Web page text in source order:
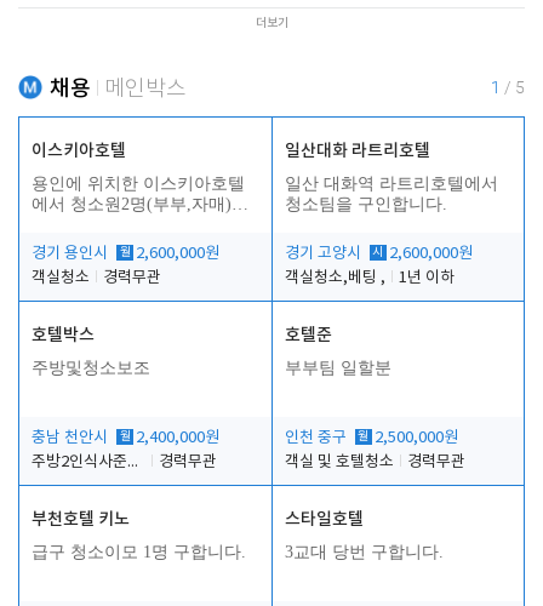
더보기
채용 메인박스 1 / 5
이스키아호텔
용인에 위치한 이스키아호텔
에서 청소원2명(부부,자매)을
경기 용인시
월 2,600,000원
객실청소
경력무관
일산대화 라트리호텔
일산 대화역 라트리호텔에서
청소팀을 구인합니다.
경기 고양시 시
2,600,000원
객실청소,베팅 ,
1년 이하
호텔박스
주방및청소보조
충남 천안시 월 2,400,000원
주방2인식사준비및청소린렌보조
경력무관
호텔준
부부팀 일할분
인천 중구 월 2,500,000원
객실 및 호텔청소
경력무관
부천호텔 키노
급구 청소이모 1명 구합니다.
스타일호텔
3교대 당번 구합니다.